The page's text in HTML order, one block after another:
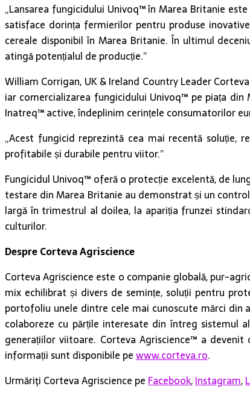
„Lansarea fungicidului Univoq™ în Marea Britanie
satisface dorința fermierilor pentru produse
cereale disponibil în Marea Britanie. În ultimul
atingă potențialul de producție.”
William Corrigan, UK & Ireland Country Leader
iar comercializarea fungicidului Univoq™ pe piața
Inatreq™ active, îndeplinim cerințele consumatorilor
„Acest fungicid reprezintă cea mai recentă
profitabile și durabile pentru viitor.”
Fungicidul Univoq™ oferă o protecție excelentă, de
testare din Marea Britanie au demonstrat și un
largă în trimestrul al doilea, la apariția frunzei
culturilor.
Despre Corteva Agriscience
Corteva Agriscience este o companie globală, pur-
mix echilibrat și divers de semințe, soluții pentru
portofoliu unele dintre cele mai cunoscute mărci din
colaboreze cu părțile interesate din întreg sistemul
generațiilor viitoare. Corteva Agriscience™ a
informații sunt disponibile pewww.corteva.ro.
Urmăriţi Corteva Agriscience pe Facebook,Instagram,